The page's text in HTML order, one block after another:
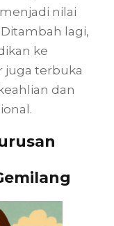
nilai
lagi,
ke
juga terbuka
dan